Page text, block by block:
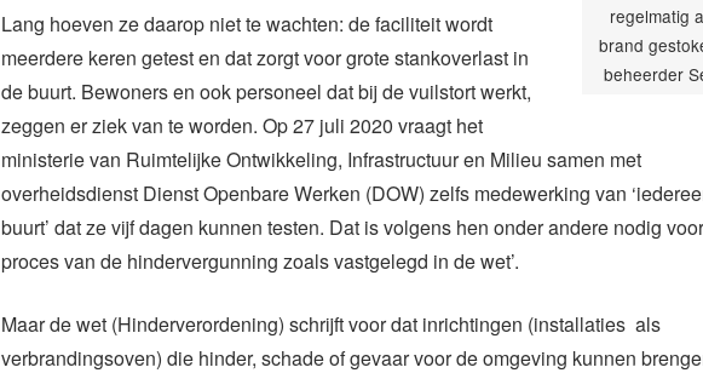
regelmatig
brand
beheerder
Lang hoeven ze daarop niet te wachten: de faciliteit wordt
meerdere keren getest en dat zorgt voor grote stankoverlast in
de buurt. Bewoners en ook personeel dat bij de vuilstort werkt,
zeggen er ziek van te worden. Op 27 juli 2020 vraagt het
ministerie van Ruimtelijke Ontwikkeling, Infrastructuur en Milieu samen met
overheidsdienst Dienst Openbare Werken (DOW) zelfs medewerking van
buurt’ dat ze vijf dagen kunnen testen. Dat is volgens hen onder andere nodig
proces van de hindervergunning zoals vastgelegd in de wet’.
Maar de wet (Hinderverordening) schrijft voor dat inrichtingen (installaties als
verbrandingsoven) die hinder, schade of gevaar voor de omgeving kunnen